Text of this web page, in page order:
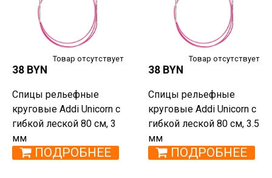
Товар отсутствует
38 BYN
Спицы рельефные
круговые Addi Unicorn с
гибкой леской 80 см, 3
мм
ПОДРОБНЕЕ
Товар отсутствует
38 BYN
Спицы рельефные
круговые Addi Unicorn с
гибкой леской 80 см, 3.5
мм
ПОДРОБНЕЕ